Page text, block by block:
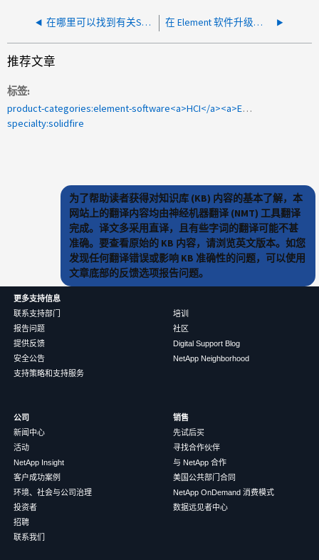
在哪里可以找到有关SolidFire用于Bond10G的哈希算法的信息 在 Element 软件升级过程中、哪些 API 调用不起作用？
推荐文章
标签
product-categories:element-software<a>HCI</a><a>Element</a><a>身份验证</a><a>MFA</a><a>多因素</a><a>启用</a>
specialty:solidfire
为了帮助读者获得对知识库 (KB) 内容的基本了解，本
网站上的翻译内容均由神经机器翻译 (NMT) 工具翻译
完成。译文多采用直译，且有些字词的翻译可能不甚
准确。要查看原始的 KB 内容，请浏览英文版本。如您
发现任何翻译错误或影响 KB 准确性的问题，可以使用
文章底部的反馈选项报告问题。
更多支持信息
联系支持部门
报告问题
提供反馈
安全公告
支持策略和支持服务
培训
社区
Digital Support Blog
NetApp Neighborhood
公司
新闻中心
活动
NetApp Insight
客户成功案例
环境、社会与公司治理
投资者
招聘
联系我们
销售
先试后买
寻找合作伙伴
与 NetApp 合作
美国公共部门合同
NetApp OnDemand 消费模式
数据远见者中心